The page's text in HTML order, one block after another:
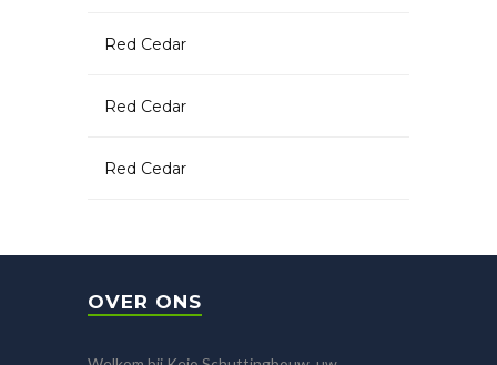
Red Cedar
Red Cedar
Red Cedar
OVER ONS